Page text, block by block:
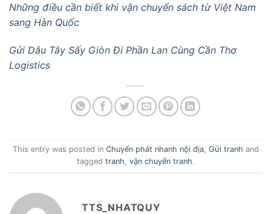
Những điều cần biết khi vận chuyển sách từ Việt Nam
sang Hàn Quốc
Gửi Dâu Tây Sấy Giòn Đi Phần Lan Cùng Cần Thơ
Logistics
This entry was posted in Chuyển phát nhanh nội địa, Gửi tranh and
tagged tranh, vận chuyển tranh.
TTS_NHATQUY